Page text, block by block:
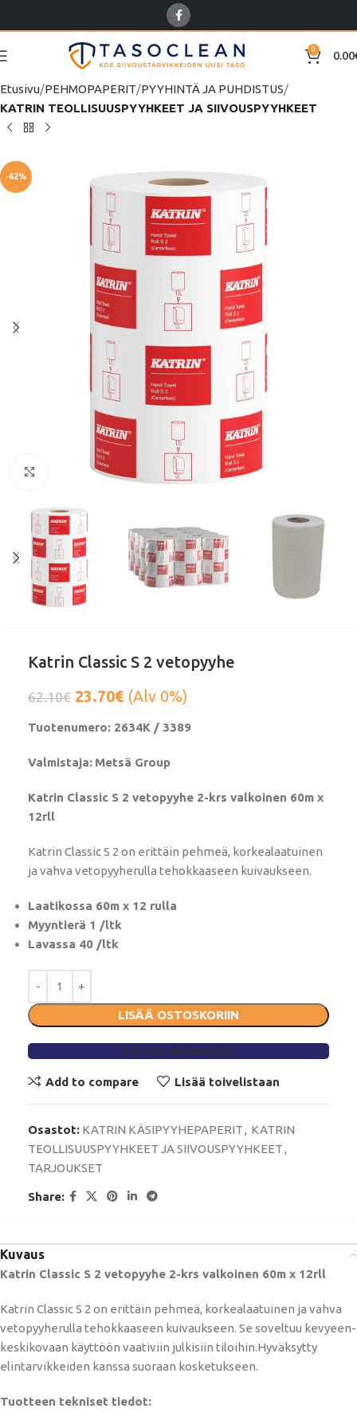
0 0.00
Etusivu PEHMOPAPERIT PYYHINTÄ JA PUHDISTUS
KATRIN TEOLLISUUSPYYHKEET JA SIIVOUSPYYHKEET
-62%
Klikkaa suurentaaksesi
Katrin Classic S 2 vetopyyhe
62.10€ 23.70€ (Alv 0%)
Tuotenumero: 2634K / 3389
Valmistaja: Metsä Group
Katrin Classic S 2 vetopyyhe 2-krs valkoinen 60m x
12rll
Katrin Classic S 2 on erittäin pehmeä, korkealaatuinen
ja vahva vetopyyherulla tehokkaaseen kuivaukseen.
Laatikossa 60m x 12 rulla
Myyntierä 1 /ltk
Lavassa 40 /ltk
LISÄÄ OSTOSKORIIN
TÄYTÄ LAINAHAKEMUS
Add to compare Lisää toivelistaan
Osastot: KATRIN KÄSIPYYHEPAPERIT, KATRIN
TEOLLISUUSPYYHKEET JA SIIVOUSPYYHKEET,
TARJOUKSET
Share:
Kuvaus
Katrin Classic S 2 vetopyyhe 2-krs valkoinen 60m x 12rll
Katrin Classic S 2 on erittäin pehmeä, korkealaatuinen ja vahva
vetopyyherulla tehokkaaseen kuivaukseen. Se soveltuu kevyeen-
keskikovaan käyttöön vaativiin julkisiin tiloihin.Hyväksytty
elintarvikkeiden kanssa suoraan kosketukseen.
Tuotteen tekniset tiedot: